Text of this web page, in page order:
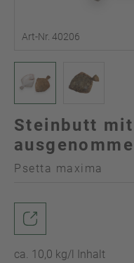
Art-Nr. 40206
Steinbutt
Psetta maxima
ca. 10,0 kg/l Inhalt